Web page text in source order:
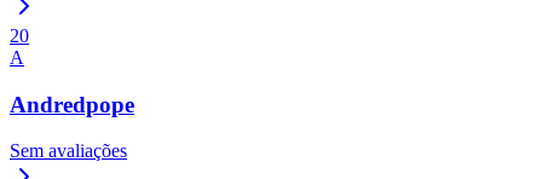
20
A
Andredpope
Sem avaliações